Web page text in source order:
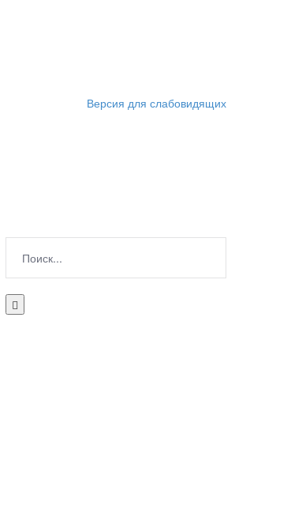
Версия для слабовидящих